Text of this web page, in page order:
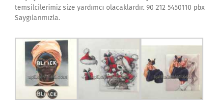
temsilcilerimiz size yardımcı olacaklardır. 90 212 5450110 pbx
Saygılarımızla.